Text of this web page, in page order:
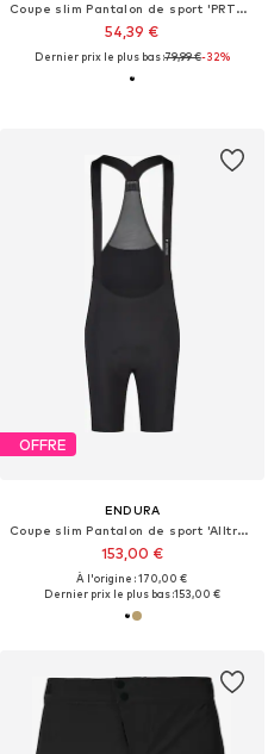
Coupe slim Pantalon de sport 'PRTROOKS'
54,39 €
Dernier prix le plus bas :79,99 €-32%
OFFRE
ENDURA
Coupe slim Pantalon de sport 'Alltrack'
153,00 €
À l'origine : 170,00 €
Dernier prix le plus bas :153,00 €